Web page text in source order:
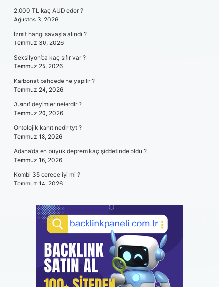
2.000 TL kaç AUD eder ?
Ağustos 3, 2026
İzmit hangi savaşla alındı ?
Temmuz 30, 2026
Seksilyon’da kaç sıfır var ?
Temmuz 25, 2026
Karbonat bahcede ne yapılır ?
Temmuz 24, 2026
3.sınıf deyimler nelerdir ?
Temmuz 20, 2026
Ontolojik kanıt nedir tyt ?
Temmuz 18, 2026
Adana’da en büyük deprem kaç şiddetinde oldu ?
Temmuz 16, 2026
Kombi 35 derece iyi mi ?
Temmuz 14, 2026